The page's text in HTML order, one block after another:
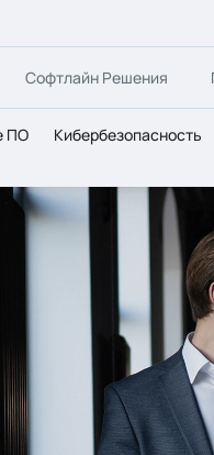
Софтлайн Решения
ПО Кибербезопасность